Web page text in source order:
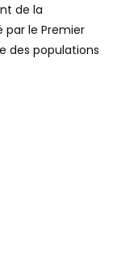
de la
par le Premier
des populations